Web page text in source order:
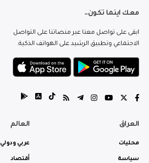
معك اينما تكون..
ابقى على تواصل معنا عبر منصاتنا على التواصل
الاجتماعي وتطبيق الرشيد على الهواتف الذكية.
العراق
محليات
سياسة
العالم
عربي ودولي
أقتصاد